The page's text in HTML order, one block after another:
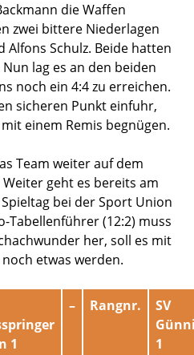
die Waffen
zwei bittere Niederlagen
Schulz. Beide hatten
lag es an den beiden
noch ein 4:4 zu erreichen.
sicheren Punkt einfuhr,
einem Remis begnügen.
Team weiter auf dem
geht es bereits am
bei der Sport Union
Tabellenführer (12:2) muss
her, soll es mit
etwas werden.
1
– Rangnr.
SV
1